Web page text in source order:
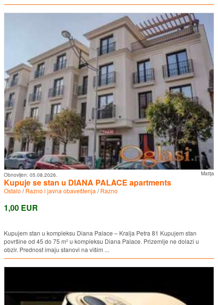
Matija
Obnovljen: 05.08.2026.
Kupuje se stan u DIANA PALACE apartments
Ostalo /Razno i javna obaveštenja /Razno
1,00 EUR
Kupujem stan u kompleksu Diana Palace – Kralja Petra 81 Kupujem stan
površine od 45 do 75 m² u kompleksu Diana Palace. Prizemlje ne dolazi u
obzir. Prednost imaju stanovi na višim ...